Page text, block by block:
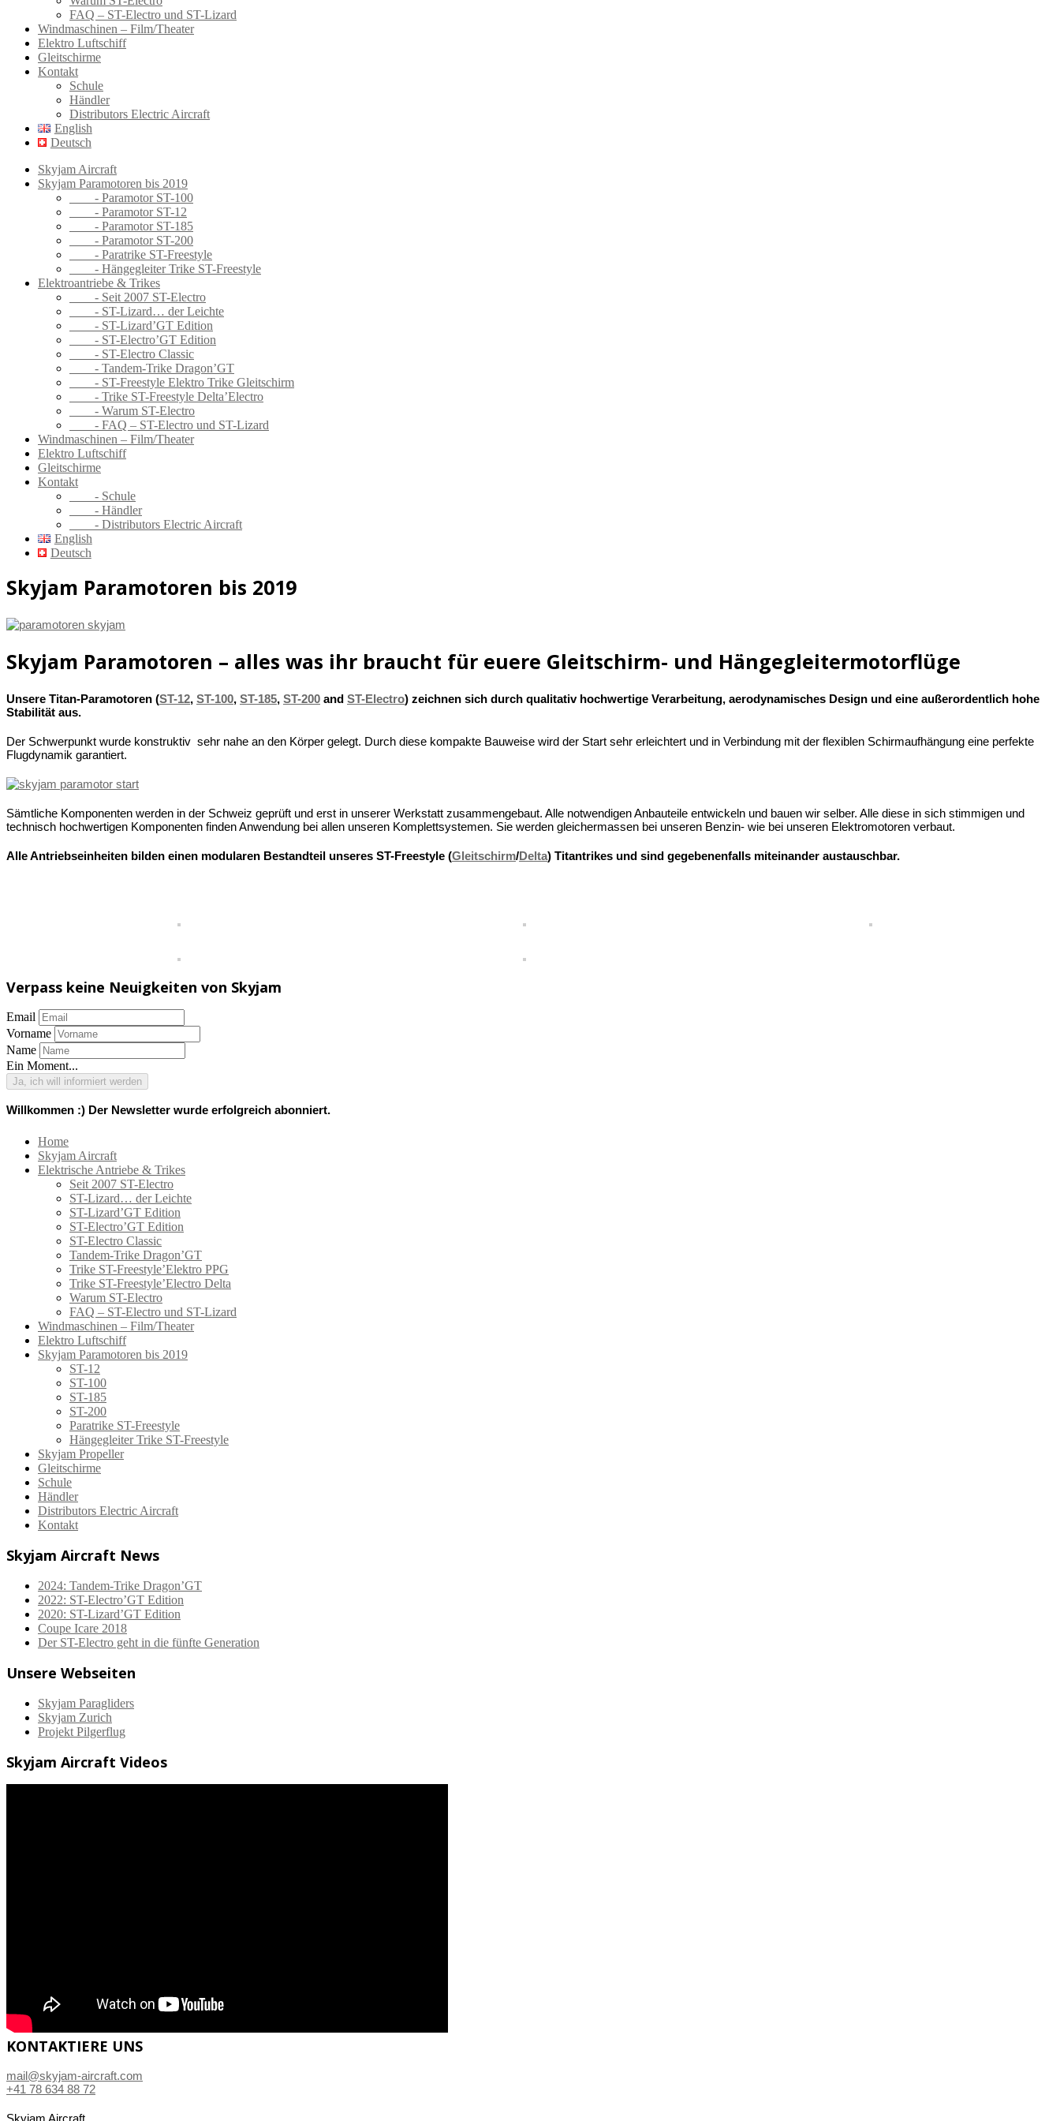
FAQ – ST-Electro und ST-Lizard
Windmaschinen – Film/Theater
Elektro Luftschiff
Gleitschirme
Kontakt
Schule
Händler
Distributors Electric Aircraft
English
Deutsch
Skyjam Aircraft
Skyjam Paramotoren bis 2019
- Paramotor ST-100
- Paramotor ST-12
- Paramotor ST-185
- Paramotor ST-200
- Paratrike ST-Freestyle
- Hängegleiter Trike ST-Freestyle
Elektroantriebe & Trikes
- Seit 2007 ST-Electro
- ST-Lizard… der Leichte
- ST-Lizard’GT Edition
- ST-Electro’GT Edition
- ST-Electro Classic
- Tandem-Trike Dragon’GT
- ST-Freestyle Elektro Trike Gleitschirm
- Trike ST-Freestyle Delta’Electro
- Warum ST-Electro
- FAQ – ST-Electro und ST-Lizard
Windmaschinen – Film/Theater
Elektro Luftschiff
Gleitschirme
Kontakt
- Schule
- Händler
- Distributors Electric Aircraft
English
Deutsch
Skyjam Paramotoren bis 2019
Skyjam Paramotoren – alles was ihr braucht für euere Gleitschirm- und Hängegleitermotorflüge
Unsere Titan-Paramotoren (ST-12, ST-100, ST-185, ST-200 and ST-Electro) zeichnen sich durch qualitativ hochwertige Verarbeitung, aerodynamisches Design und eine außerordentlich hohe
Stabilität aus.
Der Schwerpunkt wurde konstruktiv sehr nahe an den Körper gelegt. Durch diese kompakte Bauweise wird der Start sehr erleichtert und in Verbindung mit der flexiblen Schirmaufhängung eine perfekte
Flugdynamik garantiert.
Sämtliche Komponenten werden in der Schweiz geprüft und erst in unserer Werkstatt zusammengebaut. Alle notwendigen Anbauteile entwickeln und bauen wir selber. Alle diese in sich stimmigen und
technisch hochwertigen Komponenten finden Anwendung bei allen unseren Komplettsystemen. Sie werden gleichermassen bei unseren Benzin- wie bei unseren Elektromotoren verbaut.
Alle Antriebseinheiten bilden einen modularen Bestandteil unseres ST-Freestyle (Gleitschirm/Delta) Titantrikes und sind gegebenenfalls miteinander austauschbar.
Verpass keine Neuigkeiten von Skyjam
Email
Vorname
Name
Ein Moment...
Ja, ich will informiert werden
Willkommen :) Der Newsletter wurde erfolgreich abonniert.
Home
Skyjam Aircraft
Elektrische Antriebe & Trikes
Seit 2007 ST-Electro
ST-Lizard… der Leichte
ST-Lizard’GT Edition
ST-Electro’GT Edition
ST-Electro Classic
Tandem-Trike Dragon’GT
Trike ST-Freestyle’Elektro PPG
Trike ST-Freestyle’Electro Delta
Warum ST-Electro
FAQ – ST-Electro und ST-Lizard
Windmaschinen – Film/Theater
Elektro Luftschiff
Skyjam Paramotoren bis 2019
ST-12
ST-100
ST-185
ST-200
Paratrike ST-Freestyle
Hängegleiter Trike ST-Freestyle
Skyjam Propeller
Gleitschirme
Schule
Händler
Distributors Electric Aircraft
Kontakt
Skyjam Aircraft News
2024: Tandem-Trike Dragon’GT
2022: ST-Electro’GT Edition
2020: ST-Lizard’GT Edition
Coupe Icare 2018
Der ST-Electro geht in die fünfte Generation
Unsere Webseiten
Skyjam Paragliders
Skyjam Zurich
Projekt Pilgerflug
Skyjam Aircraft Videos
KONTAKTIERE UNS
mail@skyjam-aircraft.com
+41 78 634 88 72